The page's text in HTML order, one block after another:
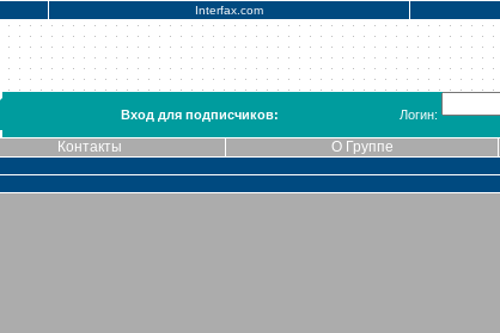
Interfax.com
Вход для подписчиков: Логин:
Контакты О Группе